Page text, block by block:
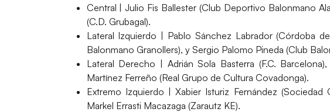
Central | Julio Fis Ballester (Club Deportivo Balonmano
(C.D. Grubagal).
Lateral Izquierdo | Pablo Sánchez Labrador (Córdoba
Balonmano Granollers), y Sergio Palomo Pineda (Club
Lateral Derecho | Adrián Sola Basterra (F.C.
Martínez Ferreño (Real Grupo de Cultura Covadonga).
Extremo Izquierdo | Xabier Isturiz Fernández (Sociedad
Markel Errasti Macazaga (Zarautz KE).